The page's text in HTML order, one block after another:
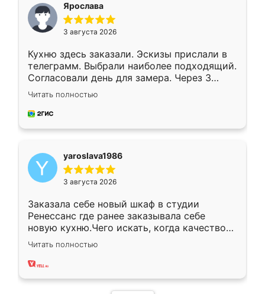
Ярослава
3 августа 2026
Кухню здесь заказали. Эскизы прислали в
телеграмм. Выбрали наиболее подходящий.
Согласовали день для замера. Через 3
недели кухня была уже готова. Остались
довольны работой. Спасибо Ренессанс
мебель за качественную работу!
Читать полностью
yaroslava1986
3 августа 2026
Заказала себе новый шкаф в студии
Ренессанс где ранее заказывала себе
новую кухню.Чего искать, когда качеством
вполне довольна. Служит кухня уже почти
два года, нареканий нет.
Читать полностью